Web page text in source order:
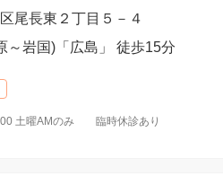
尾長東２丁目５－４
～岩国)「広島」 徒歩15分
土曜AMのみ 臨時休診あり